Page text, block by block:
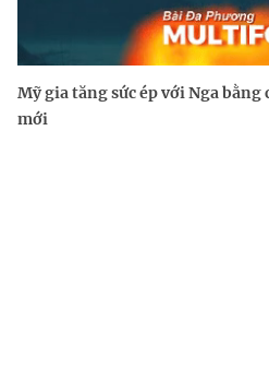
Mỹ gia tăng sức ép với Nga
mới